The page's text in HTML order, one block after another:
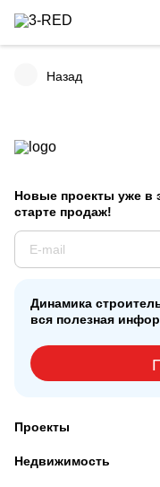
Назад
Новые проекты уже в
старте продаж!
Динамика
вся полезная
Проекты
Недвижимость